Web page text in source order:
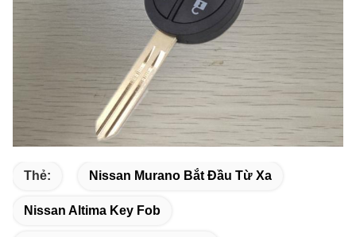
Thẻ: Nissan Murano Bắt Đầu Từ Xa
Nissan Altima Key Fob